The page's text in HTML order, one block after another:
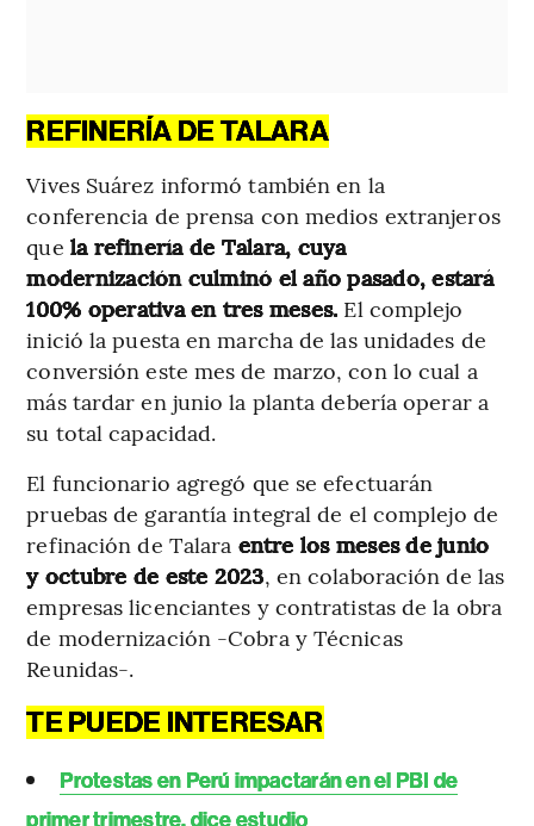
REFINERÍA DE TALARA
Vives Suárez informó también en la
conferencia de prensa con medios extranjeros
que la refinería de Talara, cuya
modernización culminó el año pasado, estará
100% operativa en tres meses. El complejo
inició la puesta en marcha de las unidades de
conversión este mes de marzo, con lo cual a
más tardar en junio la planta debería operar a
su total capacidad.
El funcionario agregó que se efectuarán
pruebas de garantía integral de el complejo de
refinación de Talara entre los meses de junio
y octubre de este 2023, en colaboración de las
empresas licenciantes y contratistas de la obra
de modernización -Cobra y Técnicas
Reunidas-.
TE PUEDE INTERESAR
Protestas en Perú impactarán en el PBI de
primer trimestre, dice estudio